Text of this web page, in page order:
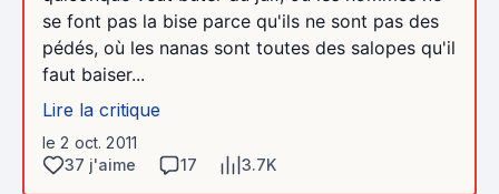
se font pas la bise parce qu'ils ne sont pas des
pédés, où les nanas sont toutes des salopes qu'il
faut baiser...
Lire la critique
le 2 oct. 2011
37 j'aime
17 3.7K